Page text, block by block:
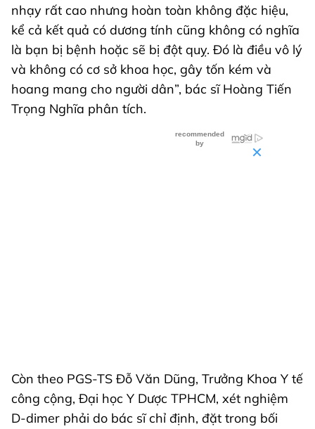
nhạy rất cao nhưng hoàn toàn không đặc hiệu,
kể cả kết quả có dương tính cũng không có nghĩa
là bạn bị bệnh hoặc sẽ bị đột quỵ. Đó là điều vô lý
và không có cơ sở khoa học, gây tốn kém và
hoang mang cho người dân”, bác sĩ Hoàng Tiến
Trọng Nghĩa phân tích.
Còn theo PGS-TS Đỗ Văn Dũng, Trưởng Khoa Y tế
công cộng, Đại học Y Dược TPHCM, xét nghiệm
D-dimer phải do bác sĩ chỉ định, đặt trong bối